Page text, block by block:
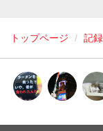
トップページ 記録